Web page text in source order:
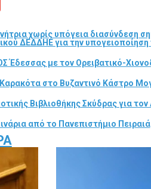
χωρίς υπόγεια διασύνδεση
ΔΕΔΔΗΕ για την
Έδεσσας με τον Ορειβατικό-
στο Βυζαντινό Κάστρο
Βιβλιοθήκης Σκύδρας για
από το Πανεπιστήμιο Πειραιά